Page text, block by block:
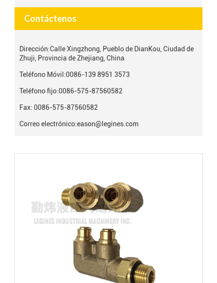
Contáctenos
Dirección:Calle Xingzhong, Pueblo de DianKou, Ciudad de
Zhuji, Provincia de Zhejiang, China
Teléfono Móvil:0086-139 8951 3573
Teléfono fijo:0086-575-87560582
Fax: 0086-575-87560582
Correo electrónico:eason@legines.com